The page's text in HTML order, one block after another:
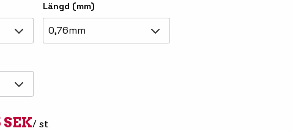
Tillbehör truckdatorer
och pekskärmar
Längd (mm)
0,76mm
SEK/ st